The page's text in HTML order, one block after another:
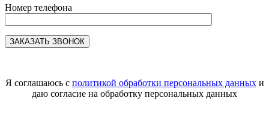
Номер телефона
Я соглашаюсь с политикой обработки персональных данныхи
даю согласие на обработку персональных данных